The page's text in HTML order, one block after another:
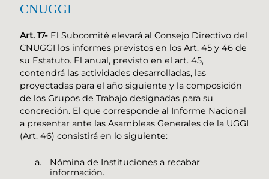
CNUGGI
Art. 17- El Subcomité elevará al Consejo Directivo del
CNUGGI los informes previstos en los Art. 45 y 46 de
su Estatuto. El anual, previsto en el art. 45,
contendrá las actividades desarrolladas, las
proyectadas para el año siguiente y la composición
de los Grupos de Trabajo designadas para su
concreción. El que corresponde al Informe Nacional
a presentar ante las Asambleas Generales de la UGGI
(Art. 46) consistirá en lo siguiente:
Nómina de Instituciones a recabar
información.